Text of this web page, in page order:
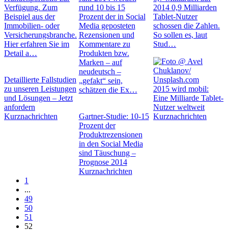
Verfügung. Zum
Beispiel aus der
Immobilien- oder
Versicherungsbranche.
Hier erfahren Sie im
Detail a…
Detaillierte Fallstudien
zu unseren Leistungen
und Lösungen – Jetzt
anfordern
Kurznachrichten
rund 10 bis 15
Prozent der in Social
Media geposteten
Rezensionen und
Kommentare zu
Produkten bzw.
Marken – auf
neudeutsch –
„gefakt“ sein,
schätzen die Ex…
Gartner-Studie: 10-15
Prozent der
Produktrezensionen
in den Social Media
sind Täuschung –
Prognose 2014
Kurznachrichten
2014 0,9 Milliarden
Tablet-Nutzer
schossen die Zahlen.
So sollen es, laut
Stud…
2015 wird mobil:
Eine Milliarde Tablet-
Nutzer weltweit
Kurznachrichten
1
...
49
50
51
52